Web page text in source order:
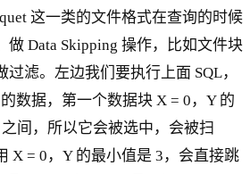
这一类的文件格式在查询的时候
做 Data Skipping 操作，比如文件块
滤。左边我们要执行上面 SQL，
数据，第一个数据块 X = 0，Y 的
间，所以它会被选中，会被扫
X = 0，Y 的最小值是 3，会直接跳